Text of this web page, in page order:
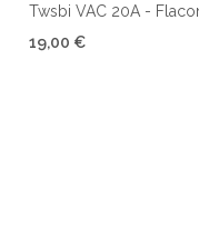
Twsbi VAC 20A -
19,00 €